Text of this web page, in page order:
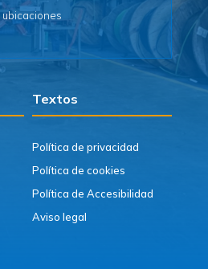
ubicaciones
Textos
Política de privacidad
Política de cookies
Política de Accesibilidad
Aviso legal